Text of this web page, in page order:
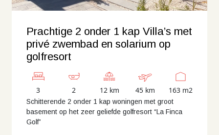
Prachtige 2 onder 1 kap Villa’s met
privé zwembad en solarium op
golfresort
3 2 12 km 45 km 163 m2
Schitterende 2 onder 1 kap woningen met groot
basement op het zeer geliefde golfresort “La Finca
Golf”